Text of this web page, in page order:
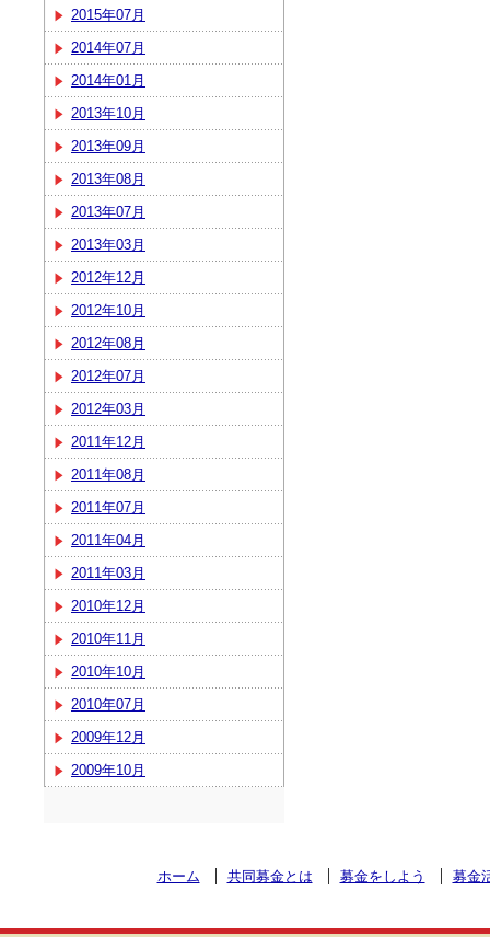
2015年07月
2014年07月
2014年01月
2013年10月
2013年09月
2013年08月
2013年07月
2013年03月
2012年12月
2012年10月
2012年08月
2012年07月
2012年03月
2011年12月
2011年08月
2011年07月
2011年04月
2011年03月
2010年12月
2010年11月
2010年10月
2010年07月
2009年12月
2009年10月
ホーム 共同募金とは 募金をしよう 募金